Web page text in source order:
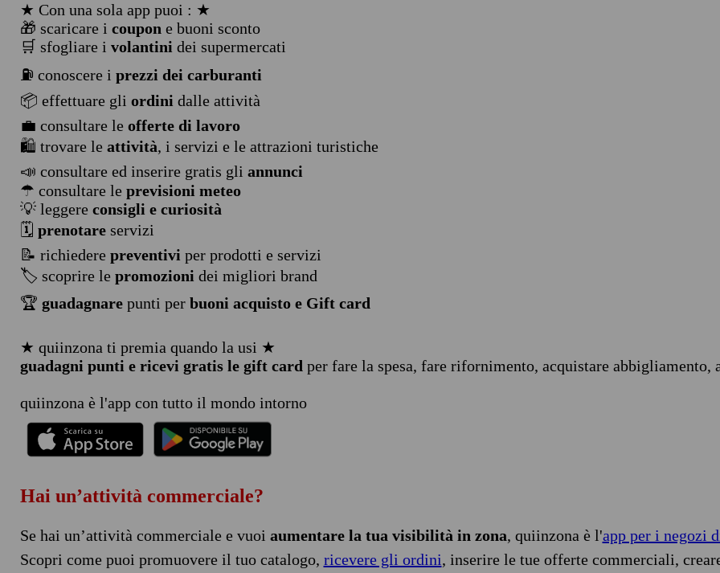
★ Con una sola app puoi : ★
🎁 scaricare i coupon e buoni sconto
🛒 sfogliare i volantini dei supermercati
⛽ conoscere i prezzi dei carburanti
📦 effettuare gli ordini dalle attività
💼 consultare le offerte di lavoro
🛍️ trovare le attività, i servizi e le attrazioni turistiche
📣 consultare ed inserire gratis gli annunci
☂ consultare le previsioni meteo
💡 leggere consigli e curiosità
🗓️ prenotareservizi
📝 richiedere preventivi per prodotti e servizi
🏷️ scoprire le promozioni dei migliori brand
🏆 guadagnarepunti per buoni acquisto e Gift card
★ quiinzona ti premia quando la usi ★
guadagni punti e ricevi gratis le gift card per fare la spesa, fare rifornimento, acquistare abbigliamento,
quiinzona è l'app con tutto il mondo intorno
Hai un’attività commerciale?
Se hai un’attività commerciale e vuoi aumentare la tua visibilità in zona, quiinzona è l'app per i negozi
Scopri come puoi promuovere il tuo catalogo, ricevere gli ordini, inserire le tue offerte commerciali,